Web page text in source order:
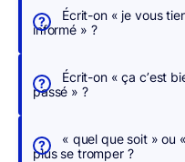
i
g
o
p
Écrit-on « je vous
informé » ?
Écrit-on « ça c’est
passé » ?
« quel que soit » ou
plus se tromper ?